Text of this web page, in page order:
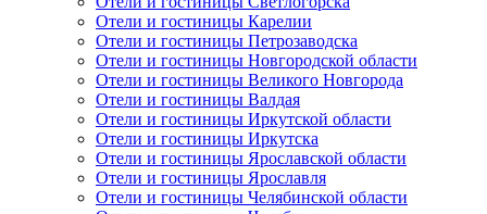
Отели и гостиницы Карелии
Отели и гостиницы Петрозаводска
Отели и гостиницы Новгородской области
Отели и гостиницы Великого Новгорода
Отели и гостиницы Валдая
Отели и гостиницы Иркутской области
Отели и гостиницы Иркутска
Отели и гостиницы Ярославской области
Отели и гостиницы Ярославля
Отели и гостиницы Челябинской области